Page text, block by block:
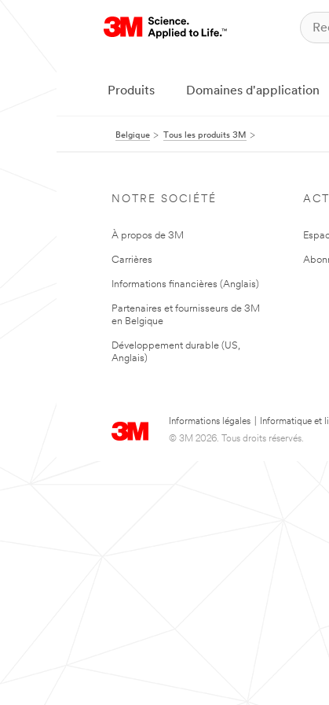
Produits Domaines d'application
Belgique Tous les produits 3M
NOTRE SOCIÉTÉ
À propos de 3M
Carrières
Informations financières (Anglais)
Partenaires et fournisseurs de 3M
en Belgique
Développement durable (US,
Anglais)
Informations légales Informatique et
© 3M 2026. Tous droits réservés.